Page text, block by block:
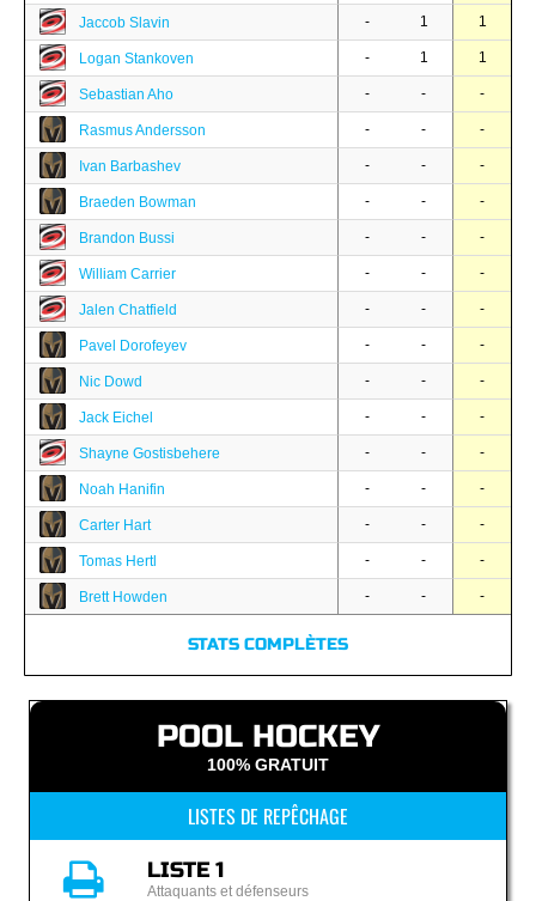
Jaccob Slavin - 1 1
Logan Stankoven - 1 1
Sebastian Aho - - -
Rasmus Andersson - - -
Ivan Barbashev - - -
Braeden Bowman - - -
Brandon Bussi - - -
William Carrier - - -
Jalen Chatfield - - -
Pavel Dorofeyev - - -
Nic Dowd - - -
Jack Eichel - - -
Shayne Gostisbehere - - -
Noah Hanifin - - -
Carter Hart - - -
Tomas Hertl - - -
Brett Howden - - -
STATS COMPLÈTES
POOL HOCKEY
100% GRATUIT
LISTES DE REPÊCHAGE
LISTE 1
Attaquants et défenseurs